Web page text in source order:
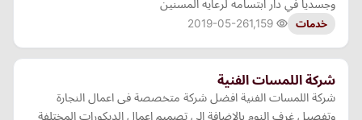
وجسديا في دار ابتسامه لرعايه المسنين
خدمات 2019-05-26
شركة اللمسات الفنية
شركة اللمسات الفنية افضل شركة متخصصة فى اعمال النجارة
وتفصيل غرف النوم بالاضافة الى تصميم اعمال الديكورات المختلفة